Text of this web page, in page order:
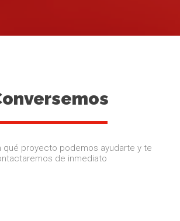
qué proyecto podemos ayudarte y te
de inmediato